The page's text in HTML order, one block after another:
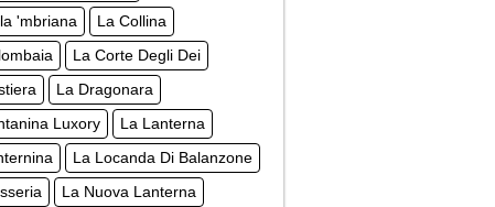
'mbriana
La Collina
La Corte Degli Dei
La Dragonara
Luxory
La Lanterna
La Locanda Di Balanzone
La Nuova Lanterna